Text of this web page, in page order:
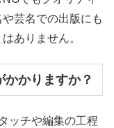
芸名での出版にも
ありません。
かりますか？
ッチや編集の工程